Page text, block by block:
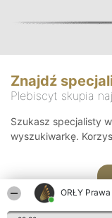
ORŁY Prawa
Znajdź
Plebiscyt skupia
Szukasz specjalisty
wyszukiwarkę.